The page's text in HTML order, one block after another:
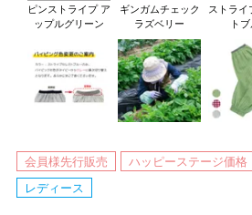
ピンストライプ ア
ップルグリーン
ギンガムチェック
ラズベリー
ストライ
ト
会員様先行販売 ハッピーステージ価格
レディース